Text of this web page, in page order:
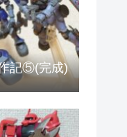
記⑤(完成)